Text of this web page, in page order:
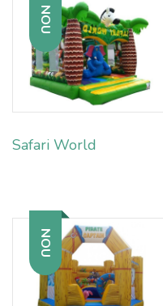
NOU
Safari World
NOU